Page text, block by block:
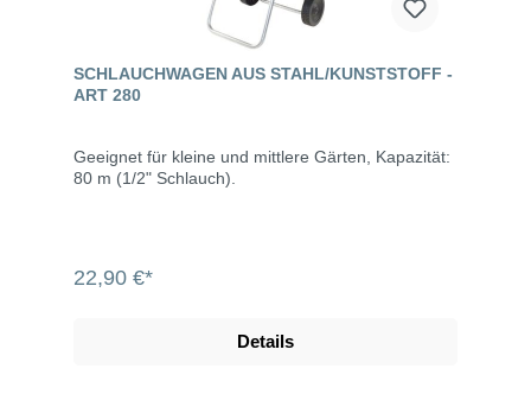
SCHLAUCHWAGEN AUS STAHL/KUNSTSTOFF -
ART 280
Geeignet für kleine und mittlere Gärten, Kapazität:
80 m (1/2" Schlauch).
22,90 €*
Details